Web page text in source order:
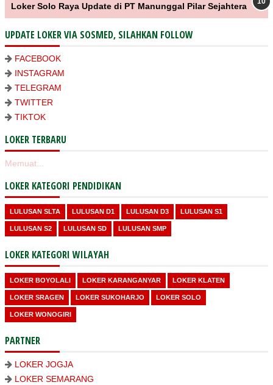
Loker Solo Raya Update di PT Manunggal Pilar Sejahtera
UPDATE LOKER VIA SOSMED, SILAHKAN FOLLOW
FACEBOOK
INSTAGRAM
TELEGRAM
TWITTER
TIKTOK
LOKER TERBARU
Memuat...
LOKER KATEGORI PENDIDIKAN
LULUSAN SLTA LULUSAN D1 LULUSAN D3 LULUSAN S1
LULUSAN S2 LULUSAN SD LULUSAN SMP
LOKER KATEGORI WILAYAH
LOKER BOYOLALI LOKER KARANGANYAR LOKER KLATEN
LOKER SRAGEN LOKER SUKOHARJO LOKER SOLO
LOKER WONOGIRI
PARTNER
LOKER JOGJA
LOKER SEMARANG